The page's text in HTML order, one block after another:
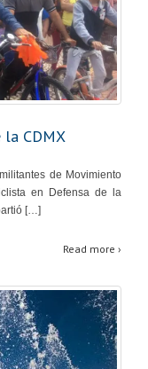
la CDMX
de Movimiento
en Defensa de la
[…]
Read more ›